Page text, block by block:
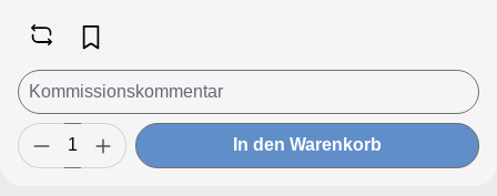
In den Warenkorb